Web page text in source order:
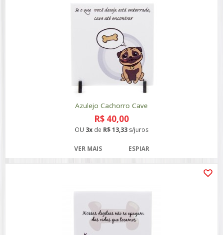
Azulejo Cachorro Cave
R$ 40,00
OU 3x de R$ 13,33 s/juros
VER MAIS ESPIAR